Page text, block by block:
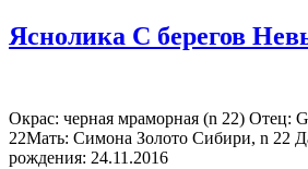
Яснолика С берегов
Окрас: черная мраморная (n 22) Отец:
22Мать: Симона Золото Сибири, n 22
рождения: 24.11.2016